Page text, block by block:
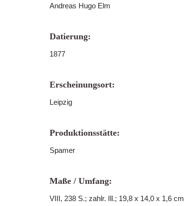
Andreas Hugo Elm
Datierung:
1877
Erscheinungsort:
Leipzig
Produktionsstätte:
Spamer
Maße / Umfang:
VIII, 238 S.; zahlr. Ill.; 19,8 x 14,0 x 1,6 cm